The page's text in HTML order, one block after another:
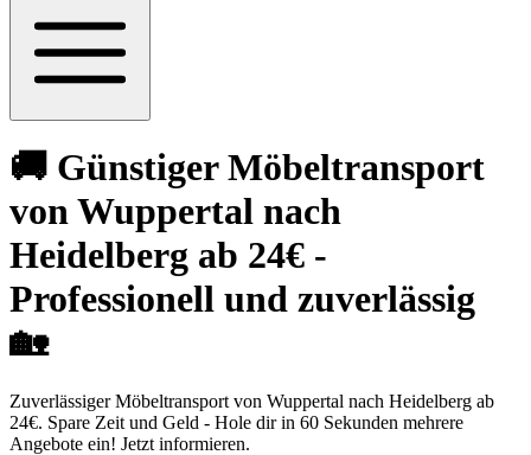
🚚 Günstiger Möbeltransport
von Wuppertal nach
Heidelberg ab 24€ -
Professionell und zuverlässig
🏡
Zuverlässiger Möbeltransport von Wuppertal nach Heidelberg ab
24€. Spare Zeit und Geld - Hole dir in 60 Sekunden mehrere
Angebote ein! Jetzt informieren.